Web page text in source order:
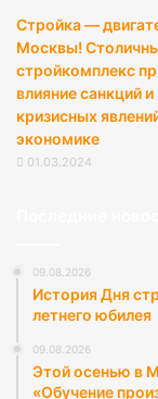
Стройка —
Москвы!
стройкомплекс
влияние санкций и
кризисных
экономике
01.03.2024
09.08.2026
История Дня
летнего юбилея
09.08.2026
Этой осенью в
«Обучение